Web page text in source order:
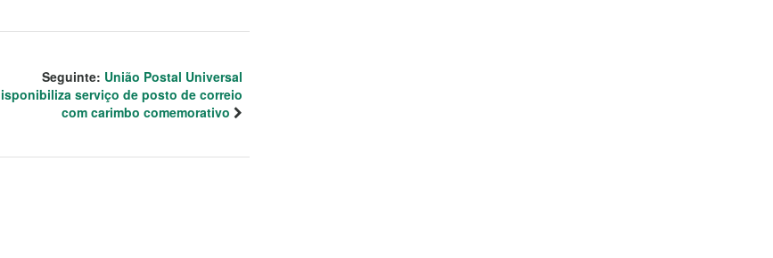
Seguinte: União Postal Universal
serviço de posto de correio
com carimbo comemorativo